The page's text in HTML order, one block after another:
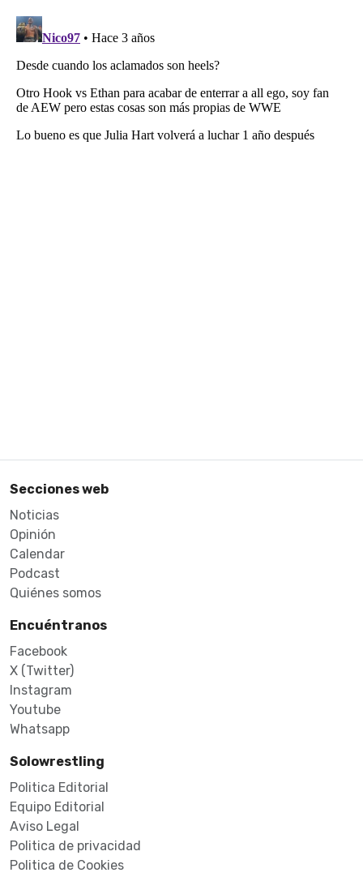
Secciones web
Noticias
Opinión
Calendar
Podcast
Quiénes somos
Encuéntranos
Facebook
X (Twitter)
Instagram
Youtube
Whatsapp
Solowrestling
Politica Editorial
Equipo Editorial
Aviso Legal
Politica de privacidad
Politica de Cookies